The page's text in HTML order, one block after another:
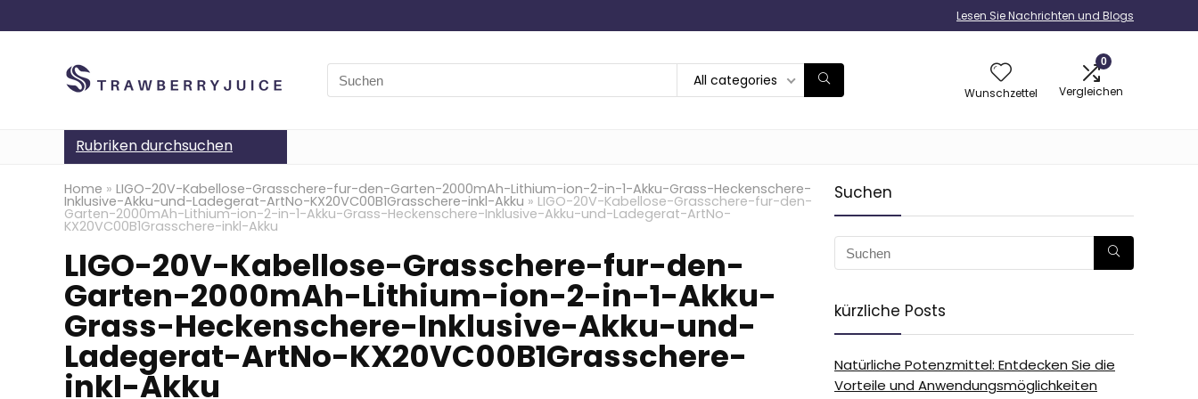
Lesen Sie Nachrichten und Blogs
Search
for:
All categories
Wunschzettel
0
Vergleichen
Rubriken durchsuchen
Home » LIGO-20V-Kabellose-Grasschere-fur-den-Garten-2000mAh-Lithium-ion-2-in-1-Akku-Grass-Heckenschere-
Inklusive-Akku-und-Ladegerat-ArtNo-KX20VC00B1Grasschere-inkl-Akku » LIGO-20V-Kabellose-Grasschere-fur-den-
Garten-2000mAh-Lithium-ion-2-in-1-Akku-Grass-Heckenschere-Inklusive-Akku-und-Ladegerat-ArtNo-
KX20VC00B1Grasschere-inkl-Akku
LIGO-20V-Kabellose-Grasschere-fur-den-
Garten-2000mAh-Lithium-ion-2-in-1-Akku-
Grass-Heckenschere-Inklusive-Akku-und-
Ladegerat-ArtNo-KX20VC00B1Grasschere-
inkl-Akku
Suchen
kürzliche Posts
Natürliche Potenzmittel: Entdecken Sie die
Vorteile und Anwendungsmöglichkeiten